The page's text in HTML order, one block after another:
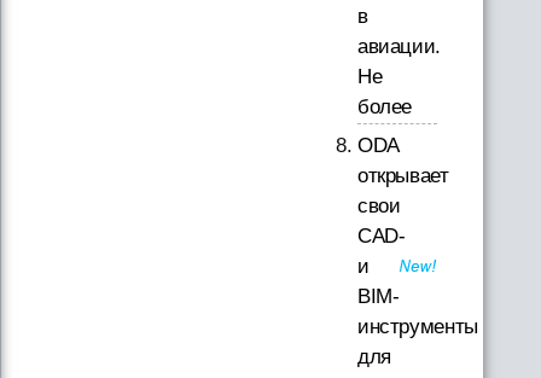
в
авиации.
Не
более
ODA
открывает
свои
CAD-
и
BIM-
инструменты
для